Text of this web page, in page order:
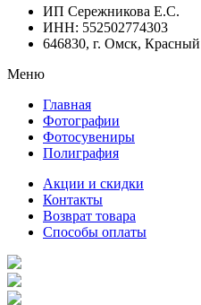
ИП Сережникова Е.С.
ИНН: 552502774303
646830, г. Омск,
Меню
Главная
Фотографии
Фотосувениры
Полиграфия
Акции и скидки
Контакты
Возврат товара
Способы оплаты